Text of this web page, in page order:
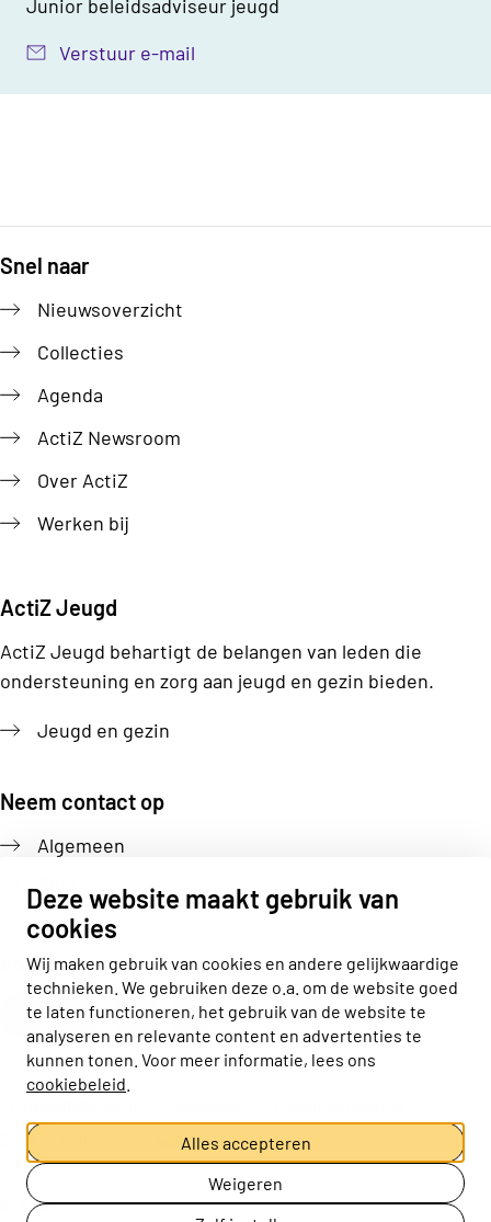
Deze website maakt gebruik van
cookies
Wij maken gebruik van cookies en andere gelijkwaardige
technieken. We gebruiken deze o.a. om de website goed
te laten functioneren, het gebruik van de website te
analyseren en relevante content en advertenties te
kunnen tonen. Voor meer informatie, lees ons
cookiebeleid
Alles accepteren
Weigeren
Junior beleidsadviseur jeugd
Verstuur e-mail
Snel naar
Nieuwsoverzicht
Collecties
Agenda
ActiZ Newsroom
Over ActiZ
Werken bij
ActiZ Jeugd
ActiZ Jeugd behartigt de belangen van leden die
ondersteuning en zorg aan jeugd en gezin bieden.
Jeugd en gezin
Neem contact op
Algemeen
Pers
Volg ons
Actiz linkedin
Actiz instagram
Actiz youtube
Actiz facebook
Cookie-instellingen aanpassen
© ActiZ